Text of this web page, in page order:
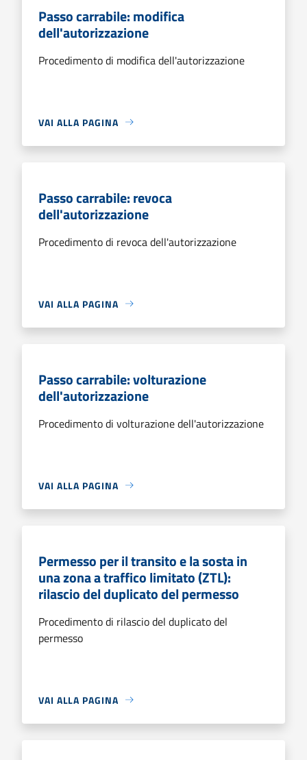
Passo carrabile: modifica
dell'autorizzazione
Procedimento di modifica dell'autorizzazione
VAI ALLA PAGINA
Passo carrabile: revoca
dell'autorizzazione
Procedimento di revoca dell'autorizzazione
VAI ALLA PAGINA
Passo carrabile: volturazione
dell'autorizzazione
Procedimento di volturazione dell'autorizzazione
VAI ALLA PAGINA
Permesso per il transito e la sosta in
una zona a traffico limitato (ZTL):
rilascio del duplicato del permesso
Procedimento di rilascio del duplicato del
permesso
VAI ALLA PAGINA